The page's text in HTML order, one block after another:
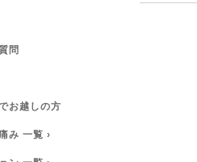
問
お越しの方
み 一覧 ›